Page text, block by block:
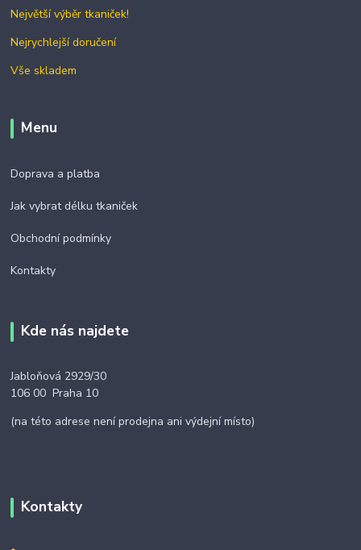
Největší výběr tkaniček!
Nejrychlejší doručení
Vše skladem
Menu
Doprava a platba
Jak vybrat délku tkaniček
Obchodní podmínky
Kontakty
Kde nás najdete
Jabloňová 2929/30
106 00 Praha 10
(na této adrese není prodejna ani výdejní místo)
Kontakty